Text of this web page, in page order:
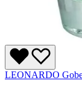
LEONARDO